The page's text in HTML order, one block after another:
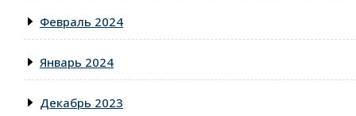
Февраль 2024
Январь 2024
Декабрь 2023